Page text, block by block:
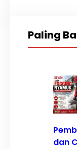
Paling
dan